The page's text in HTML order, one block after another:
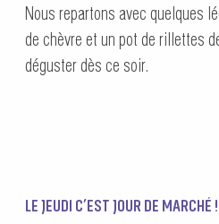
Nous repartons avec quelques
de chèvre et un pot de rillettes
déguster dès ce soir.
LE JEUDI C’EST JOUR DE MARCHÉ !